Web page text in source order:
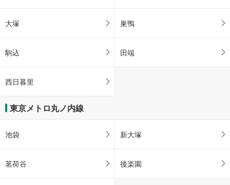
大塚 巣鴨
駒込 田端
西日暮里
東京メトロ丸ノ内線
池袋 新大塚
茗荷谷 後楽園